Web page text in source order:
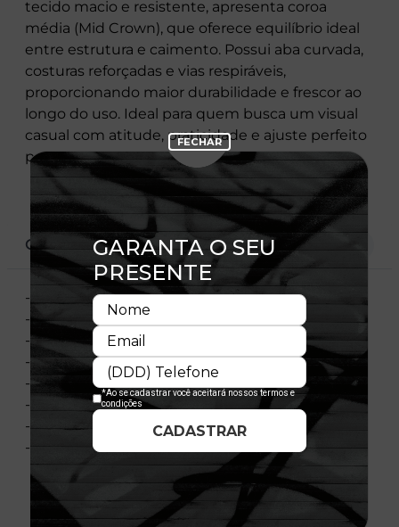
tecido macio e resistente, apresenta coroa
média (Mid Crown), que oferece equilíbrio ideal
entre estrutura e caimento. Possui aba curvada,
costuras reforçadas e vias respiráveis,
proporcionando maior durabilidade e frescor ao
longo do uso. Ideal para quem busca um visual
casual com atitude, praticidade e ajuste perfeito
para o dia a dia.
CARACTERÍSTICAS
- Modelo Fechado com Stretch Fit
- Aba curva
- Copa estruturada
- Laterais com elastano
- Flag bordada no lado esquerdo
- Importado
- Licença Oficial
- Composição: 97% Poliéster 3% Elastano